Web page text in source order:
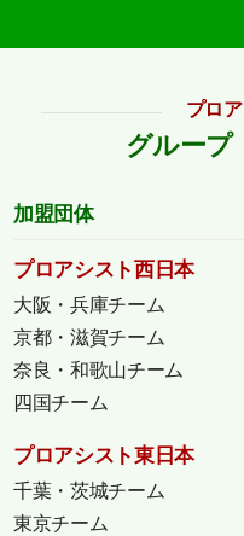
プロ
グループ
加盟団体
プロアシスト西日本
大阪・兵庫チーム
京都・滋賀チーム
奈良・和歌山チーム
四国チーム
プロアシスト東日本
千葉・茨城チーム
東京チーム